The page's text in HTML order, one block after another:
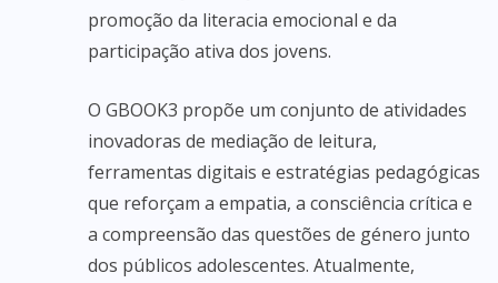
promoção da literacia emocional e da
participação ativa dos jovens.
O GBOOK3 propõe um conjunto de atividades
inovadoras de mediação de leitura,
ferramentas digitais e estratégias pedagógicas
que reforçam a empatia, a consciência crítica e
a compreensão das questões de género junto
dos públicos adolescentes. Atualmente,